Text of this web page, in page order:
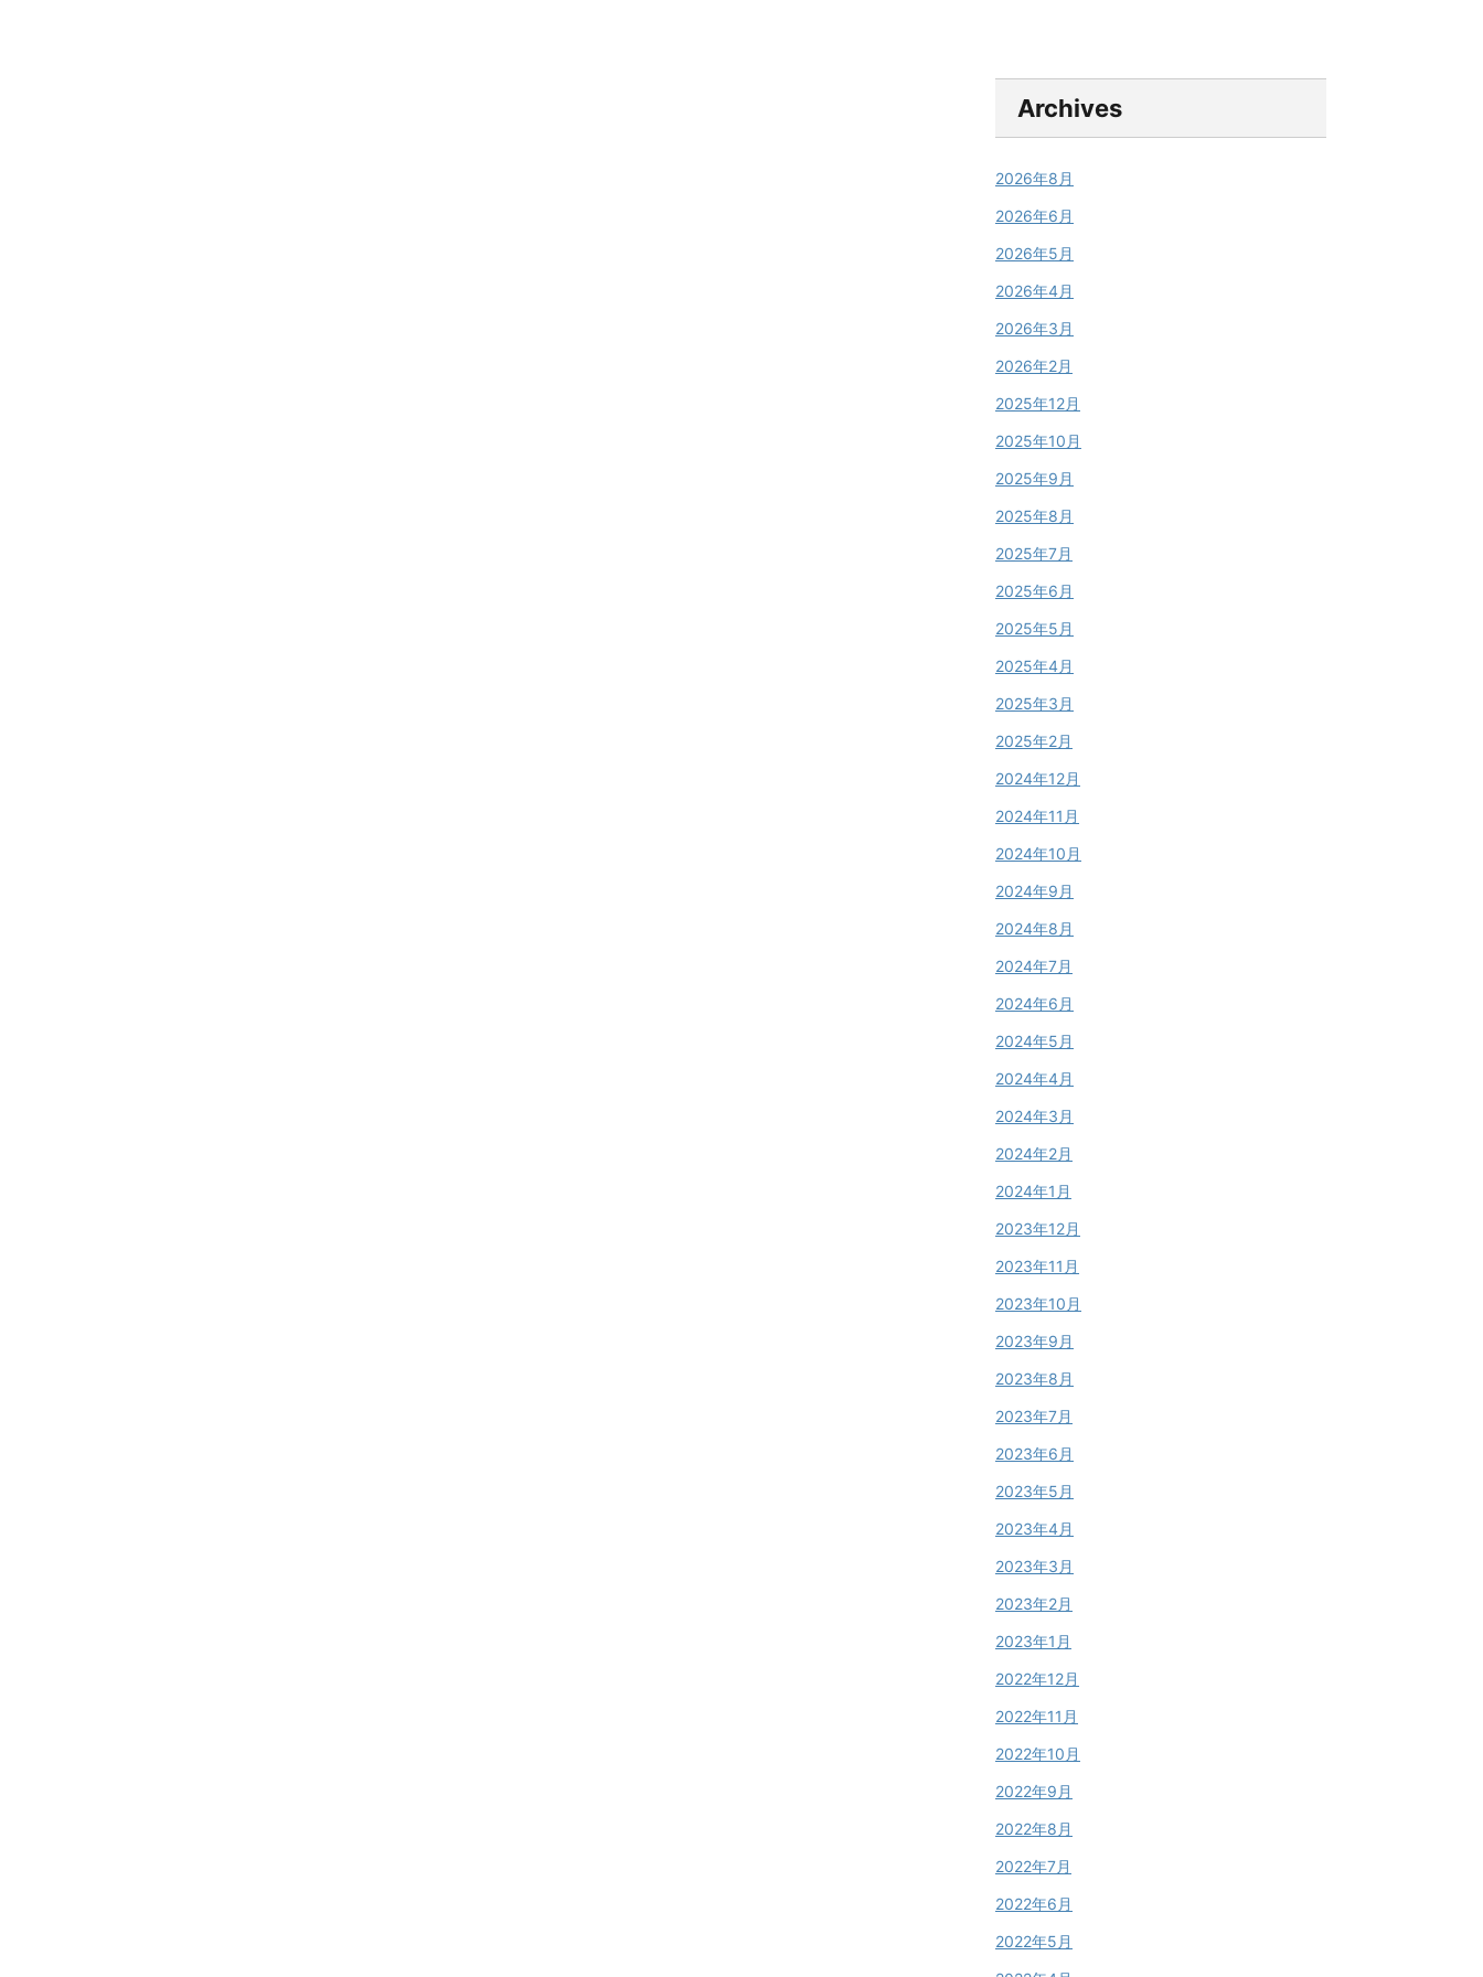
Archives
2026年8月
2026年6月
2026年5月
2026年4月
2026年3月
2026年2月
2025年12月
2025年10月
2025年9月
2025年8月
2025年7月
2025年6月
2025年5月
2025年4月
2025年3月
2025年2月
2024年12月
2024年11月
2024年10月
2024年9月
2024年8月
2024年7月
2024年6月
2024年5月
2024年4月
2024年3月
2024年2月
2024年1月
2023年12月
2023年11月
2023年10月
2023年9月
2023年8月
2023年7月
2023年6月
2023年5月
2023年4月
2023年3月
2023年2月
2023年1月
2022年12月
2022年11月
2022年10月
2022年9月
2022年8月
2022年7月
2022年6月
2022年5月